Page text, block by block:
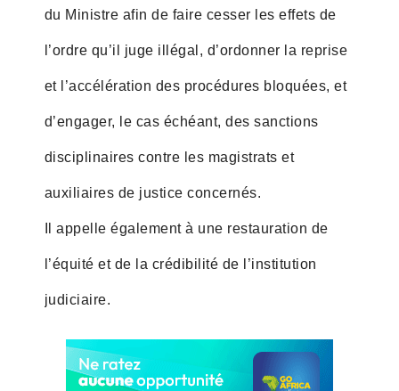
du Ministre afin de faire cesser les effets de
l’ordre qu’il juge illégal, d’ordonner la reprise
et l’accélération des procédures bloquées, et
d’engager, le cas échéant, des sanctions
disciplinaires contre les magistrats et
auxiliaires de justice concernés.
Il appelle également à une restauration de
l’équité et de la crédibilité de l’institution
judiciaire.